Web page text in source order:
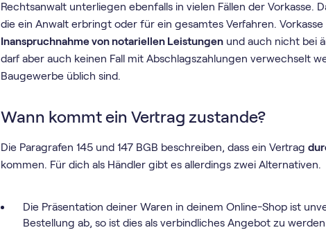
Rechtsanwalt unterliegen ebenfalls in vielen Fällen der Vorkasse.
die ein Anwalt erbringt oder für ein gesamtes Verfahren.
Inanspruchnahme von notariellen Leistungen und auch nicht bei
darf aber auch keinen Fall mit Abschlagszahlungen verwechselt
Baugewerbe üblich sind.
Wann kommt ein Vertrag zustande?
Die Paragrafen 145 und 147 BGB beschreiben, dass ein Vertrag
kommen. Für dich als Händler gibt es allerdings zwei Alternativen.
Die Präsentation deiner Waren in deinem Online-Shop ist
Bestellung ab, so ist dies als verbindliches Angebot zu